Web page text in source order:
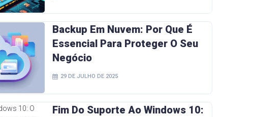
Backup Em Nuvem: Por Que É
Essencial Para Proteger O Seu
Negócio
29 DE JULHO DE 2025
Fim Do Suporte Ao Windows 10: